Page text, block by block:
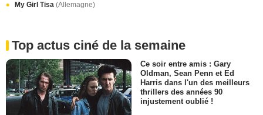
My Girl Tisa (Allemagne)
Top actus ciné de la semaine
Ce soir entre amis : Gary
Oldman, Sean Penn et Ed
Harris dans l'un des meilleurs
thrillers des années 90
injustement oublié !